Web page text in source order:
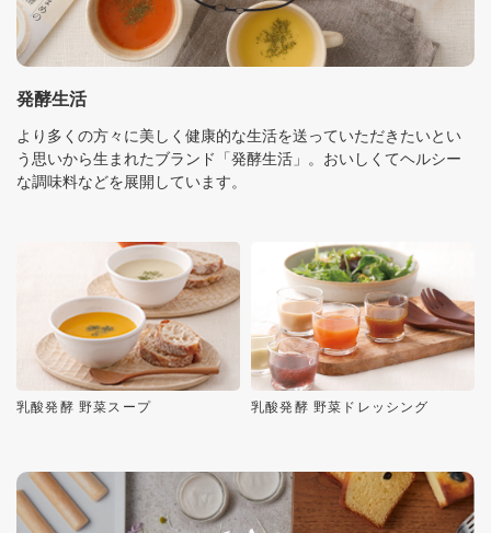
発酵生活
より多くの方々に美しく健康的な生活を送っていただきたいとい
う思いから生まれたブランド「発酵生活」。おいしくてヘルシー
な調味料などを展開しています。
乳酸発酵 野菜スープ 乳酸発酵 野菜ドレッシング